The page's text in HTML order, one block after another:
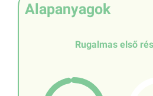
Alapanyagok
Rugalmas első